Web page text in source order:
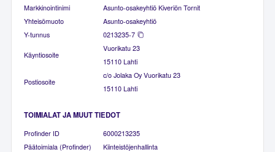
Markkinointinimi
Asunto-osakeyhtiö Kiveriön Tornit
Yhteisömuoto
Asunto-osakeyhtiö
Y-tunnus
0213235-7
Käyntiosoite
Vuorikatu 23
15110 Lahti
Postiosoite
c/o Jolaka Oy Vuorikatu 23
15110 Lahti
TOIMIALAT JA MUUT TIEDOT
Profinder ID
6000213235
Päätoimiala (Profinder)
Kiinteistöjenhallinta